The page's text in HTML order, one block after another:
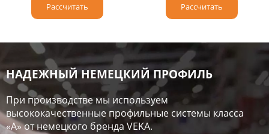
Рассчитать Рассчитать
НАДЕЖНЫЙ НЕМЕЦКИЙ ПРОФИЛЬ
При производстве мы используем
высококачественные профильные системы класса
«А» от немецкого бренда VEKA.